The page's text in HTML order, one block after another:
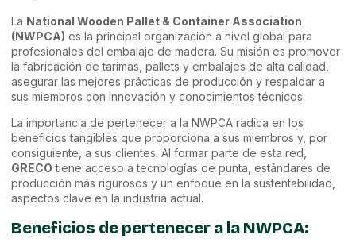
La National Wooden Pallet & Container Association
(NWPCA) es la principal organización a nivel global para
profesionales del embalaje de madera. Su misión es promover
la fabricación de tarimas, pallets y embalajes de alta calidad,
asegurar las mejores prácticas de producción y respaldar a
sus miembros con innovación y conocimientos técnicos.
La importancia de pertenecer a la NWPCA radica en los
beneficios tangibles que proporciona a sus miembros y, por
consiguiente, a sus clientes. Al formar parte de esta red,
GRECO tiene acceso a tecnologías de punta, estándares de
producción más rigurosos y un enfoque en la sustentabilidad,
aspectos clave en la industria actual.
Beneficios de pertenecer a la NWPCA: